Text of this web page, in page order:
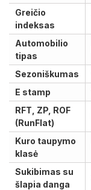
Greičio
indeksas
Automobilio
tipas
Sezoniškumas
E stamp
RFT, ZP, ROF
(RunFlat)
Kuro taupymo
klasė
Sukibimas su
šlapia danga